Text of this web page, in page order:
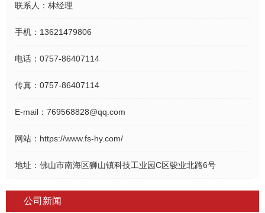
联系人： 林经理
手机： 13621479806
电话： 0757-86407114
传真： 0757-86407114
E-mail： 769568828@qq.com
网站： https://www.fs-hy.com/
地址： 佛山市南海区狮山镇科技工业园C区骏业北路6号
公司新闻